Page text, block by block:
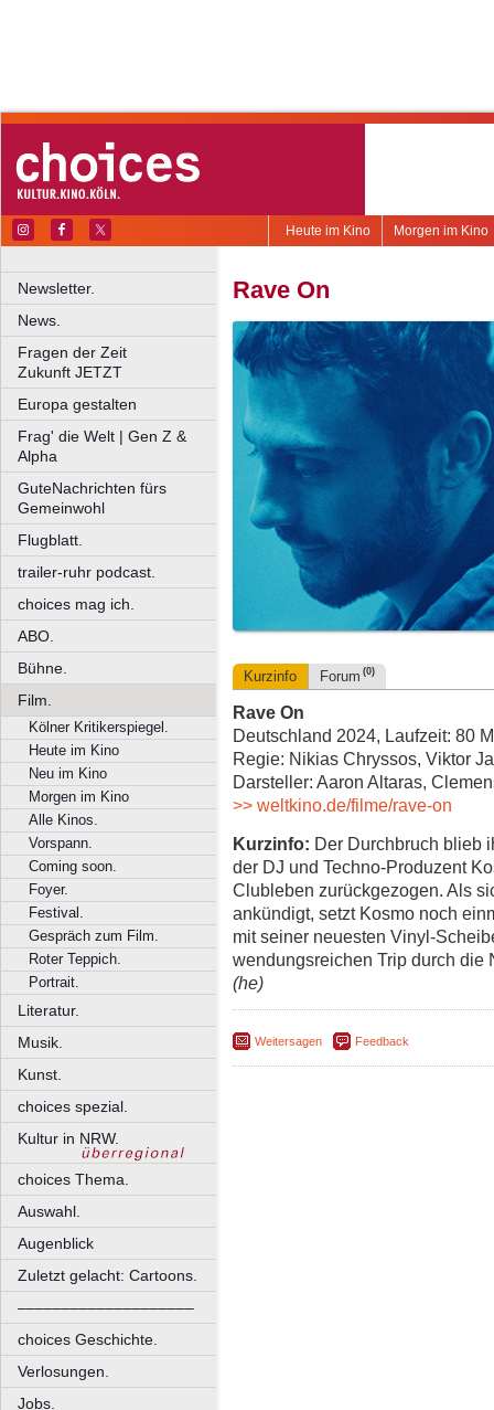
Morgen im Kino
Heute im Kino
Newsletter.
News.
Fragen der Zeit
Zukunft JETZT
Europa gestalten
Frag' die Welt | Gen Z &
Alpha
GuteNachrichten fürs
Gemeinwohl
Flugblatt.
trailer-ruhr podcast.
choices mag ich.
ABO.
Bühne.
Film.
Kölner Kritikerspiegel.
Heute im Kino
Neu im Kino
Morgen im Kino
Alle Kinos.
Vorspann.
Coming soon.
Foyer.
Festival.
Gespräch zum Film.
Roter Teppich.
Portrait.
Literatur.
Musik.
Kunst.
choices spezial.
Kultur in NRW.
choices Thema.
Auswahl.
Augenblick
Zuletzt gelacht: Cartoons.
––––––––––––––––––––
choices Geschichte.
Verlosungen.
Jobs.
Rave On
Kurzinfo Forum (0)
Rave On
Deutschland 2024, Laufzeit: 80
Regie: Nikias Chryssos, Viktor
Darsteller: Aaron Altaras,
>> weltkino.de/filme/rave-on
Kurzinfo: Der Durchbruch blieb
der DJ und Techno-Produzent
Clubleben zurückgezogen. Als
ankündigt, setzt Kosmo noch
mit seiner neuesten Vinyl-
wendungsreichen Trip durch die
(he)
Weitersagen Feedback